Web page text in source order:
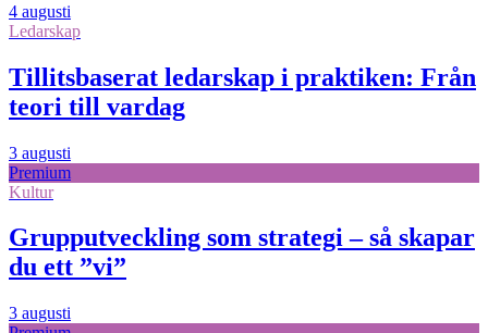
4 augusti
Ledarskap
Tillitsbaserat ledarskap i praktiken: Från
teori till vardag
3 augusti
Premium
Kultur
Grupputveckling som strategi – så skapar
du ett ”vi”
3 augusti